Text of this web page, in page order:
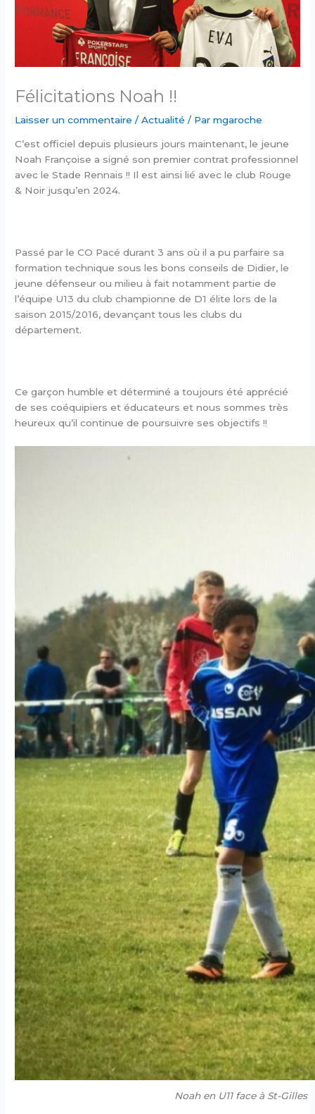
Félicitations Noah !!
Laisser un commentaire /Actualité / Parmgaroche
C’est officiel depuis plusieurs jours maintenant, le jeune
Noah Françoise a signé son premier contrat professionnel
avec le Stade Rennais !! Il est ainsi lié avec le club Rouge
& Noir jusqu’en 2024.
Passé par le CO Pacé durant 3 ans où il a pu parfaire sa
formation technique sous les bons conseils de Didier, le
jeune défenseur ou milieu à fait notamment partie de
l’équipe U13 du club championne de D1 élite lors de la
saison 2015/2016, devançant tous les clubs du
département.
Ce garçon humble et déterminé a toujours été apprécié
de ses coéquipiers et éducateurs et nous sommes très
heureux qu’il continue de poursuivre ses objectifs !!
Noah en U11 face à St-Gilles